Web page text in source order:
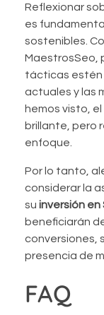
Reflexionar
es
sostenibles.
MaestrosSeo,
tácticas estén
actuales y las
hemos visto,
brillante, pero
enfoque.
Por lo tanto,
considerar la
su inversión en
beneficiarán
conversiones,
presencia de
FAQ